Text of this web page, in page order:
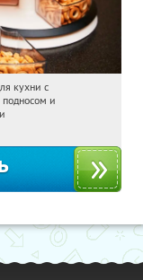
Получили:
кухни с
и